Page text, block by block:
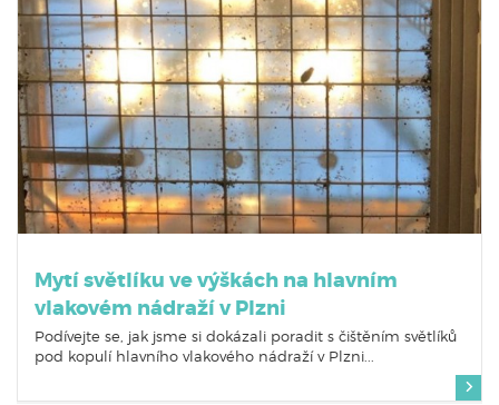
Mytí světlíku ve výškách na hlavním
vlakovém nádraží v Plzni
Podívejte se, jak jsme si dokázali poradit s čištěním světlíků
pod kopulí hlavního vlakového nádraží v Plzni...